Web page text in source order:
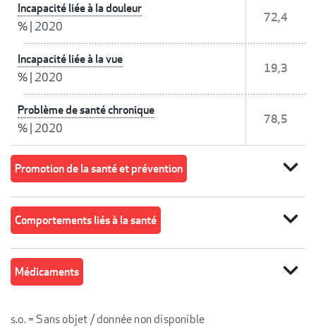
Incapacité liée à la douleur
% 2020
72,4
Incapacité liée à la vue
% 2020
19,3
Problème de santé chronique
% 2020
78,5
Promotion de la santé et prévention expand_more
Comportements liés à la santé expand_more
Médicaments expand_more
s.o. = Sans objet / donnée non disponible